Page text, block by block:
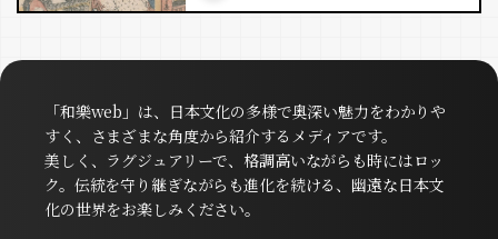
「和樂web」は、日本文化の多様で奥深い魅力をわかりや
すく、さまざまな角度から紹介するメディアです。
美しく、ラグジュアリーで、格調高いながらも時にはロッ
ク。伝統を守り継ぎながらも進化を続ける、幽遠な日本文
化の世界をお楽しみください。